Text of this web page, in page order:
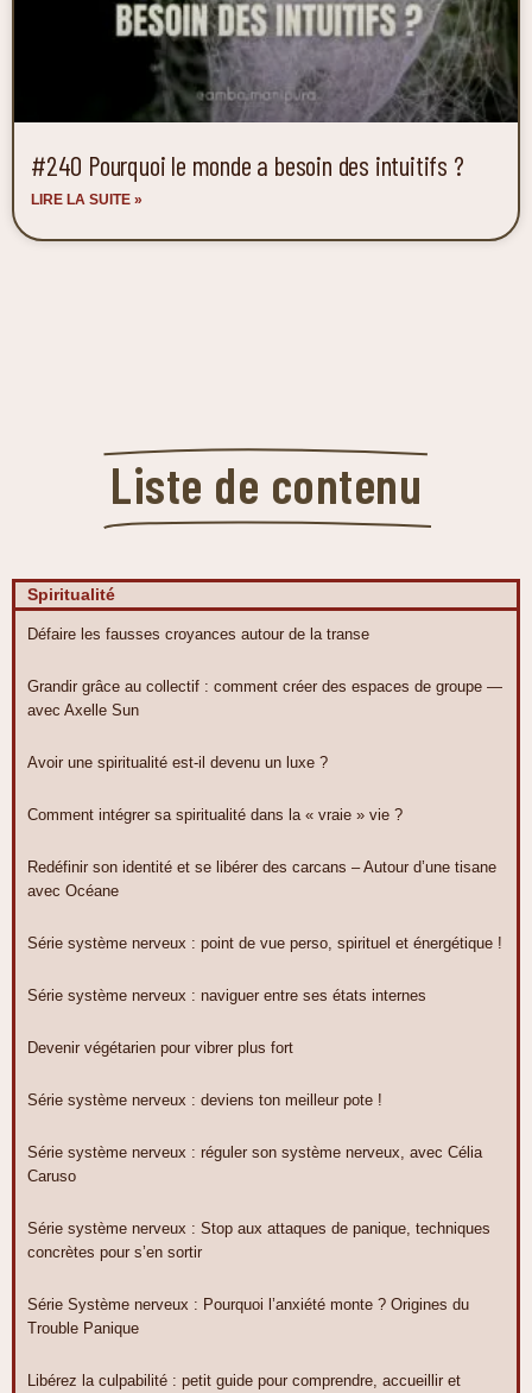
#240 Pourquoi le monde a besoin des intuitifs ?
LIRE LA SUITE »
Liste de contenu
Spiritualité
Défaire les fausses croyances autour de la transe
Grandir grâce au collectif : comment créer des espaces de groupe —
avec Axelle Sun
Avoir une spiritualité est-il devenu un luxe ?
Comment intégrer sa spiritualité dans la « vraie » vie ?
Redéfinir son identité et se libérer des carcans – Autour d’une tisane
avec Océane
Série système nerveux : point de vue perso, spirituel et énergétique !
Série système nerveux : naviguer entre ses états internes
Devenir végétarien pour vibrer plus fort
Série système nerveux : deviens ton meilleur pote !
Série système nerveux : réguler son système nerveux, avec Célia
Caruso
Série système nerveux : Stop aux attaques de panique, techniques
concrètes pour s’en sortir
Série Système nerveux : Pourquoi l’anxiété monte ? Origines du
Trouble Panique
Libérez la culpabilité : petit guide pour comprendre, accueillir et